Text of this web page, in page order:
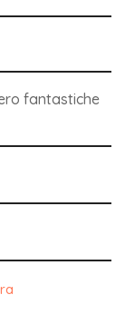
fantastiche